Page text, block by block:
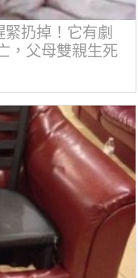
扔掉！它有劇
，父母雙親生死